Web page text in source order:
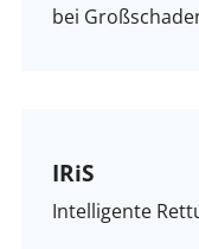
bei
IRiS
Intelligente